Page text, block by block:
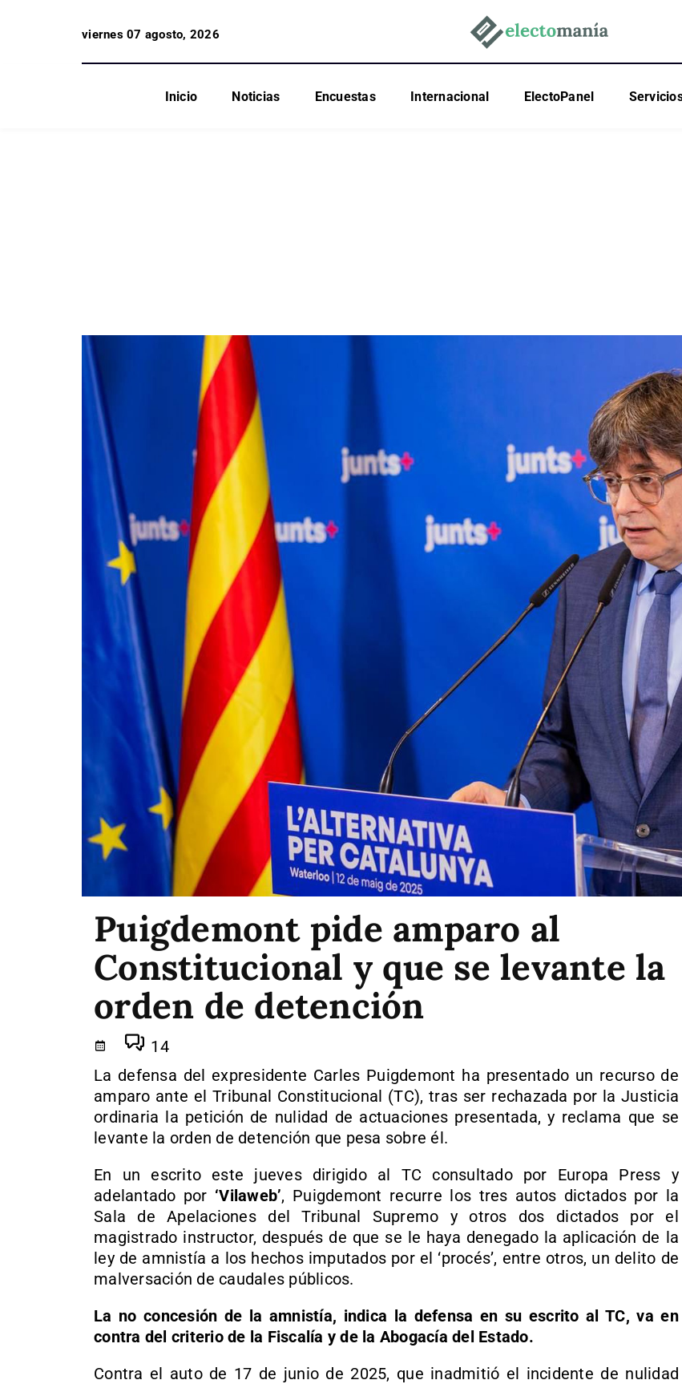
viernes 07 agosto, 2026
Inicio Noticias Encuestas Internacional ElectoPanel
Puigdemont pide amparo al
Constitucional y que se levante la
orden de detención
14
La defensa del expresidente Carles Puigdemont ha presentado un recurso de
amparo ante el Tribunal Constitucional (TC), tras ser rechazada por la Justicia
ordinaria la petición de nulidad de actuaciones presentada, y reclama que se
levante la orden de detención que pesa sobre él.
En un escrito este jueves dirigido al TC consultado por Europa Press y
adelantado por ‘Vilaweb’, Puigdemont recurre los tres autos dictados por la
Sala de Apelaciones del Tribunal Supremo y otros dos dictados por el
magistrado instructor, después de que se le haya denegado la aplicación de la
ley de amnistía a los hechos imputados por el ‘procés’, entre otros, un delito de
malversación de caudales públicos.
La no concesión de la amnistía, indica la defensa en su escrito al TC, va en
contra del criterio de la Fiscalía y de la Abogacía del Estado.
Contra el auto de 17 de junio de 2025, que inadmitió el incidente de nulidad